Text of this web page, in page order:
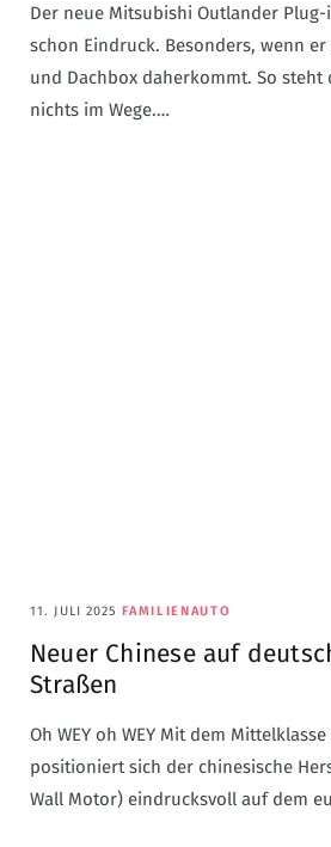
Der neue Mitsubishi Outlander
schon Eindruck. Besonders, wenn
und Dachbox daherkommt. So steht
nichts im Wege.…
11. JULI 2025 FAMILIENAUTO
Neuer Chinese auf
Straßen
Oh WEY oh WEY Mit dem Mittelklasse
positioniert sich der chinesische
Wall Motor) eindrucksvoll auf dem